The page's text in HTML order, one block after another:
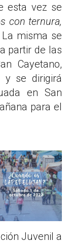
esta vez se
con ternura,
misma se
partir de las
Cayetano,
y se dirigirá
en San
para el
Juvenil a